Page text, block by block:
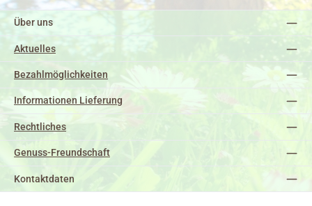
Über uns
Aktuelles
Bezahlmöglichkeiten
Informationen Lieferung
Rechtliches
Genuss-Freundschaft
Kontaktdaten